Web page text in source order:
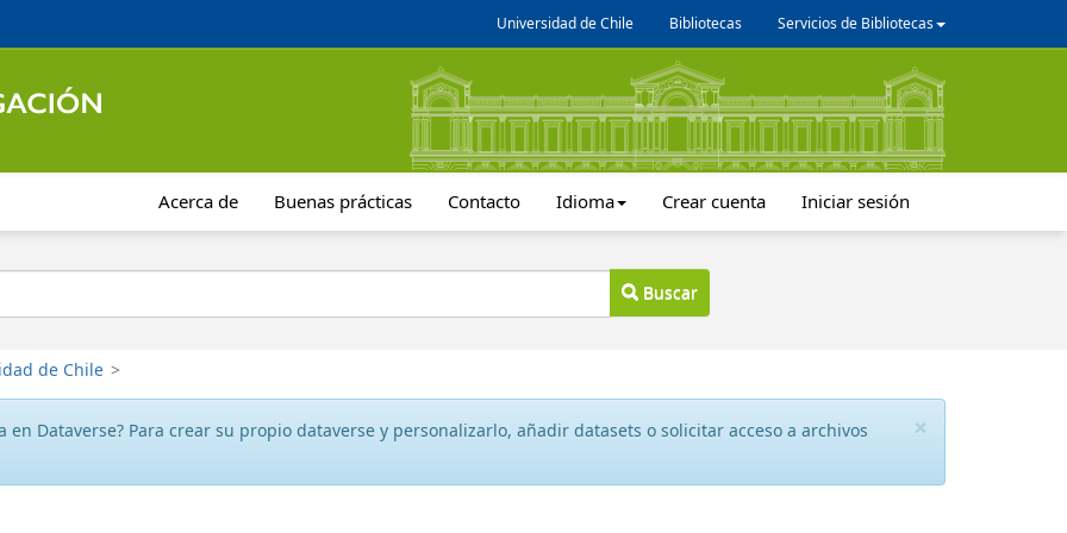
Universidad de Chile Bibliotecas Servicios de Bibliotecas
Acerca de Buenas prácticas Contacto Idioma Crear cuenta Iniciar sesión
Buscar
de Chile >
×
en Dataverse? Para crear su propio dataverse y personalizarlo, añadir datasets o solicitar acceso a archivos